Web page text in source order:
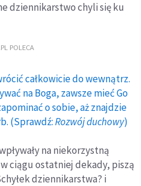
dziennikarstwo chyli się ku
POLECA
całkowicie do wewnątrz.
na Boga, zawsze mieć Go
o sobie, aż znajdzie
(Sprawdź:Rozwój duchowy)
na niekorzystną
ciągu ostatniej dekady, piszą
dziennikarstwa? i